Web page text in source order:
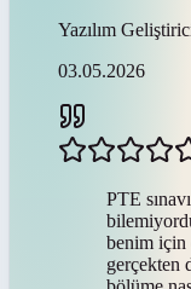
Yazılım
03.05.2026
PTE
benim için
gerçekten